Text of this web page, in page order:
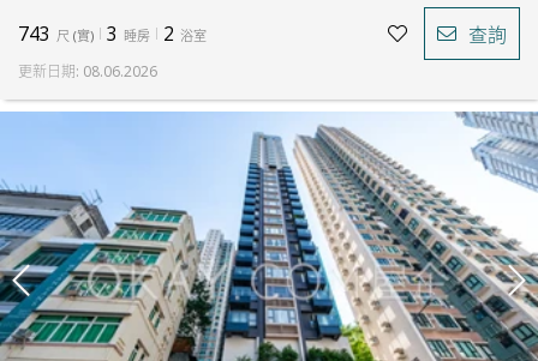
743 尺 (實) 3 睡房 2 浴室 查詢
更新日期: 08.06.2026